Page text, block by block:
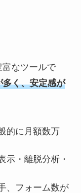
富なツールで
く、安定感が
的に月額数万
示・離脱分析・
、フォーム数が